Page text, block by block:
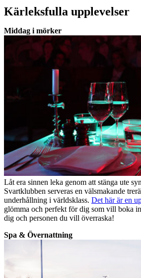
Kärleksfulla upplevelser
Middag i mörker
Låt era sinnen leka genom att stänga ute
Svartklubben serveras en välsmakande
underhållning i världsklass. Det här är en
glömma och perfekt för dig som vill boka
dig och personen du vill överraska!
Spa & Övernattning